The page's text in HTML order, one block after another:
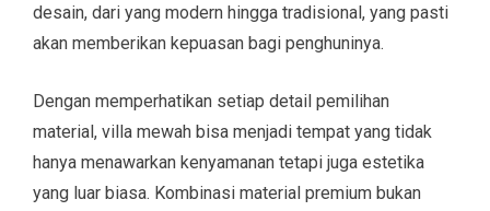
desain, dari yang modern hingga tradisional, yang pasti
akan memberikan kepuasan bagi penghuninya.
Dengan memperhatikan setiap detail pemilihan
material, villa mewah bisa menjadi tempat yang tidak
hanya menawarkan kenyamanan tetapi juga estetika
yang luar biasa. Kombinasi material premium bukan